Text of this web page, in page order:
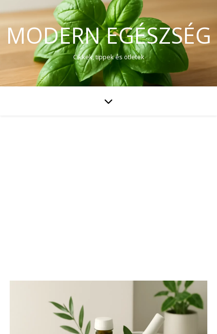
MODERN EGÉSZSÉG
Cikkek, tippek és ötletek